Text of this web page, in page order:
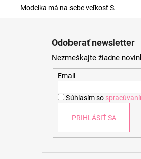
Modelka má na sebe veľkosť S.
Odoberať newsletter
Nezmeškajte žiadne
Email
Súhlasím so
PRIHLÁSIŤ SA